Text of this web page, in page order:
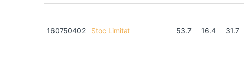
160750402 Stoc Limitat 53.7 16.4 31.7